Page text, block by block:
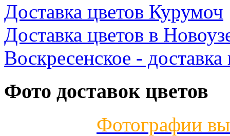
Доставка цветов Курумоч
Доставка цветов в
Воскресенское - доставка
Фото доставок цветов
Фотографии